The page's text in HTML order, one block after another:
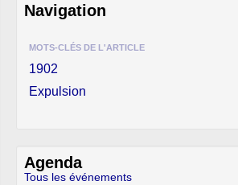
Navigation
MOTS-CLÉS DE L'ARTICLE
1902
Expulsion
Agenda
Tous les événements